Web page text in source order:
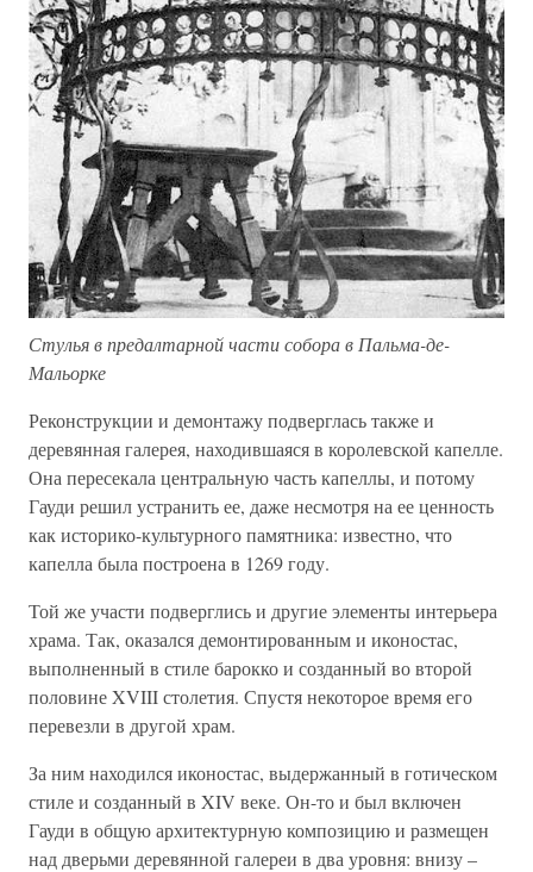
Стулья в предалтарной части собора в Пальма-де-
Мальорке
Реконструкции и демонтажу подверглась также и
деревянная галерея, находившаяся в королевской капелле.
Она пересекала центральную часть капеллы, и потому
Гауди решил устранить ее, даже несмотря на ее ценность
как историко-культурного памятника: известно, что
капелла была построена в 1269 году.
Той же участи подверглись и другие элементы интерьера
храма. Так, оказался демонтированным и иконостас,
выполненный в стиле барокко и созданный во второй
половине XVIII столетия. Спустя некоторое время его
перевезли в другой храм.
За ним находился иконостас, выдержанный в готическом
стиле и созданный в XIV веке. Он-то и был включен
Гауди в общую архитектурную композицию и размещен
над дверьми деревянной галереи в два уровня: внизу –